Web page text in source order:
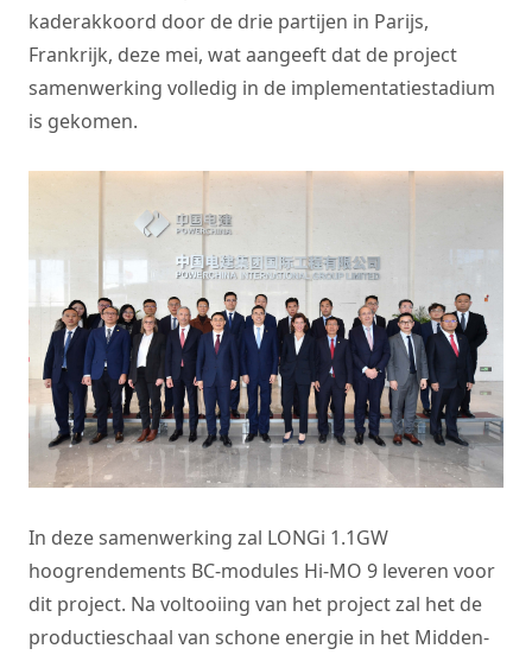
kaderakkoord door de drie partijen in Parijs,
Frankrijk, deze mei, wat aangeeft dat de project
samenwerking volledig in de implementatiestadium
is gekomen.
In deze samenwerking zal LONGi 1.1GW
hoogrendements BC-modules Hi-MO 9 leveren voor
dit project. Na voltooiing van het project zal het de
productieschaal van schone energie in het Midden-